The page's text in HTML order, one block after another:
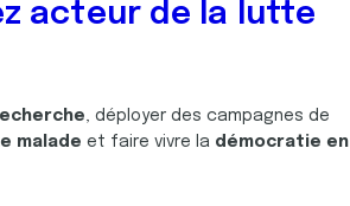
acteur de la lutte
, déployer des campagnes de
malade et faire vivre la démocratie en